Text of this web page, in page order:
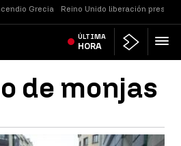
Grecia Reino Unido liberación presos
ÚLTIMA
HORA
de monjas